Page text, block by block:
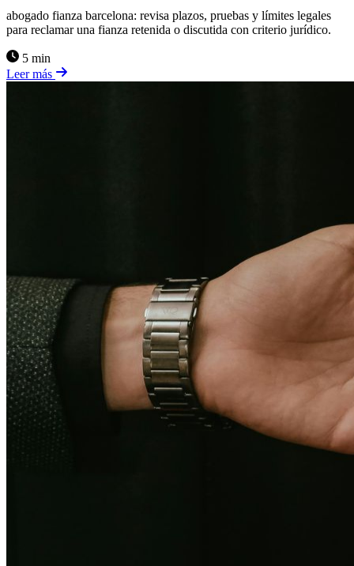
abogado fianza barcelona: revisa plazos, pruebas y límites legales
para reclamar una fianza retenida o discutida con criterio jurídico.
5 min
Leer más